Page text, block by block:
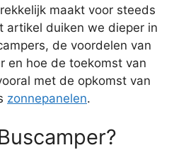
maakt voor steeds
artikel duiken we dieper in
de voordelen van
en hoe de toekomst van
met de opkomst van
zonnepanelen.